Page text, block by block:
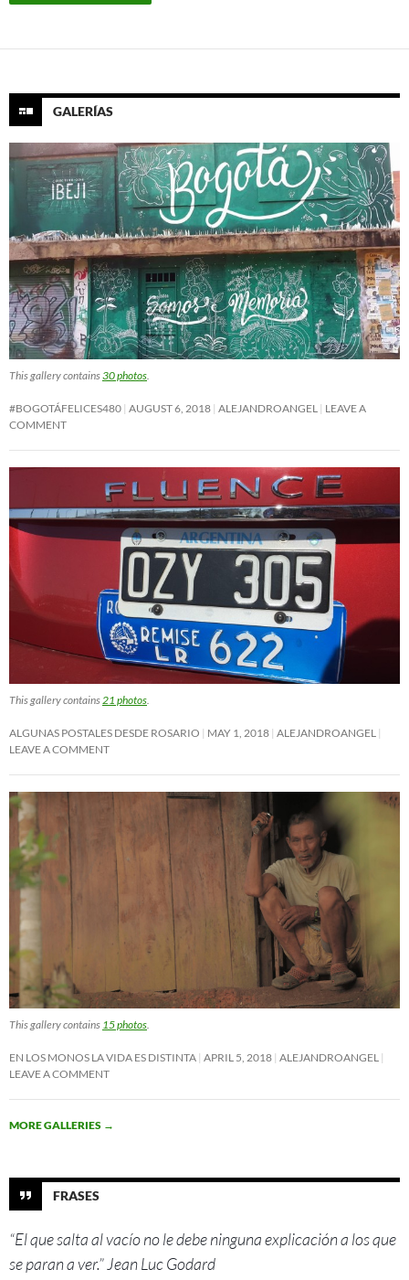
GALERÍAS
This gallery contains30 photos.
#BOGOTÁFELICES480 AUGUST 6, 2018 ALEJANDROANGEL LEAVE A
COMMENT
This gallery contains21 photos.
ALGUNAS POSTALES DESDE ROSARIO MAY 1, 2018 ALEJANDROANGEL
LEAVE A COMMENT
This gallery contains 15 photos
EN LOS MONOS LA VIDA ES DISTINTA APRIL 5, 2018 ALEJANDROANGEL
LEAVE A COMMENT
MORE GALLERIES →
FRASES
“El que salta al vacío no le debe ninguna explicación a los que
se paran a ver.” Jean Luc Godard